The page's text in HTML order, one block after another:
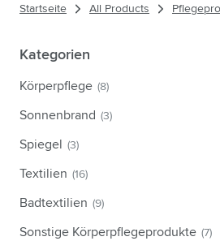
Neu & Ausgewählt
Themen
Trinkgefäße
Taschen & Reisen
Kochen & Wohnen
Pflegeprodukte
Startseite All Products
Kategorien
Kategorien
Körperpflege (8)
Sonnenbrand (3)
Spiegel (3)
Textilien (16)
Badtextilien (9)
Sonstige Körperpflegeprodukte (7)